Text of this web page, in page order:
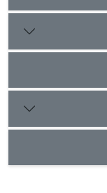
این پژوهش می‎تواند به‎عنوان نقشۀ راهی برای پژوهش‎های آتی در